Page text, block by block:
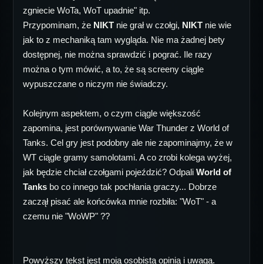
zgniecie WoTa, WoT upadnie" itp.
Przypominam, że NIKT nie grał w czołgi, NIKT nie wie
jak to z mechaniką tam wygląda. Nie ma żadnej bety
dostępnej, nie można sprawdzić i pograć. Ile razy
można o tym mówić, a to, że są screeny ciągle
wypuszczane o niczym nie świadczy.
Kolejnym aspektem, o czym ciągle większość
zapomina, jest porównywanie War Thunder z World of
Tanks. Cel gry jest podobny ale nie zapominajmy, że w
WT ciągle gramy samolotami. A co zrobi kolega wyżej,
jak będzie chciał czołgami pojeździć? Odpali World of
Tanks bo co innego tak pochłania graczy... Dobrze
zaczął pisać ale końcówka mnie rozbiła: "WoT" - a
czemu nie "WoWP" ??
Powyższy tekst jest moją osobistą opinią i uwagą.